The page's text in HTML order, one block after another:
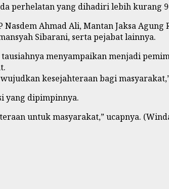
perhelatan yang dihadiri lebih kurang
Ahmad Ali, Mantan Jaksa Agung
Sibarani, serta pejabat lainnya.
menyampaikan menjadi
kesejahteraan bagi
yang dipimpinnya.
untuk masyarakat,” ucapnya.